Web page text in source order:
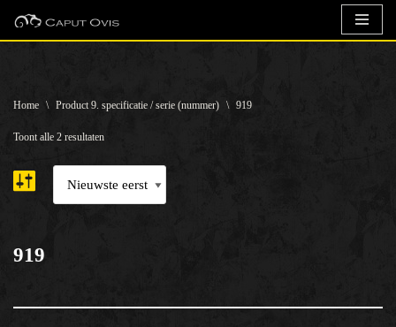
inhoud
Home \ Product 9. specificatie / serie (nummer) \ 919
Toont alle 2 resultaten
919